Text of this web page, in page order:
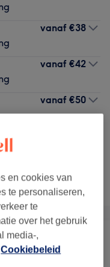
vanaf €38
vanaf €42
vanaf €50
en cookies van
te personaliseren,
te
over het gebruik
media-,
Cookiebeleid